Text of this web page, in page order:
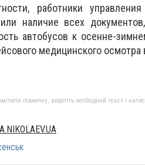
работники
наличие всех
автобусов к осенне-
медицинского осмотра
помилку, виділіть необхідний текст і